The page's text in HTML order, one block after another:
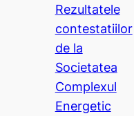
Rezultatele
contestatiilor
de la
Societatea
Complexul
Energetic